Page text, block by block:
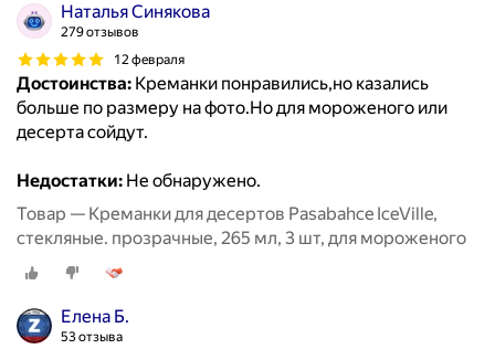
Наталья Синякова
279 отзывов
12 февраля
Достоинства: Креманки понравились,но казались
больше по размеру на фото.Но для мороженого или
десерта сойдут.
Недостатки: Не обнаружено.
Товар — Креманки для десертов Pasabahce IceVille,
стекляные. прозрачные, 265 мл, 3 шт, для мороженого
Елена Б.
53 отзыва